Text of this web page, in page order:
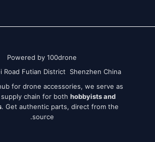
Powered by 100drone
Road Futian District Shenzhen China
for drone accessories, we serve as
chain for both hobbyists and
. Get authentic parts, direct from the
source.